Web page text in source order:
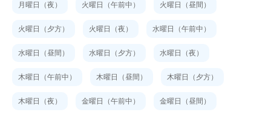
月曜日（夜） 火曜日（午前中） 火曜日（昼間）
火曜日（夕方） 火曜日（夜） 水曜日（午前中）
水曜日（昼間） 水曜日（夕方） 水曜日（夜）
木曜日（午前中） 木曜日（昼間） 木曜日（夕方）
木曜日（夜） 金曜日（午前中） 金曜日（昼間）